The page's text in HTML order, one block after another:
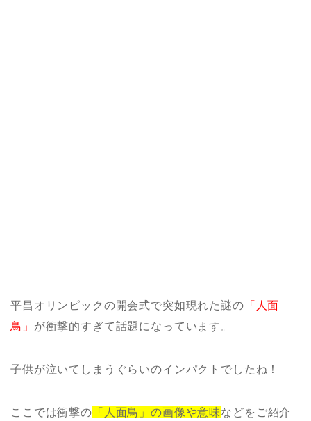
平昌オリンピックの開会式で突如現れた謎の 「人面
鳥」 が衝撃的すぎて話題になっています。
子供が泣いてしまうぐらいのインパクトでしたね！
ここでは衝撃の 「人面鳥」の画像や意味などをご紹介